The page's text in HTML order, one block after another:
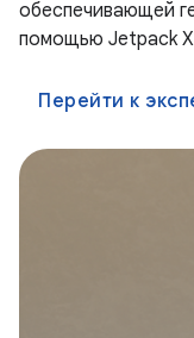
обеспечивающей
помощью Jetpack
Перейти к